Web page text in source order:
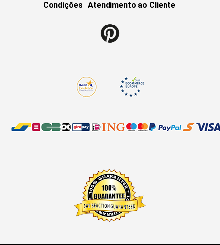
Condições
Atendimento ao Cliente